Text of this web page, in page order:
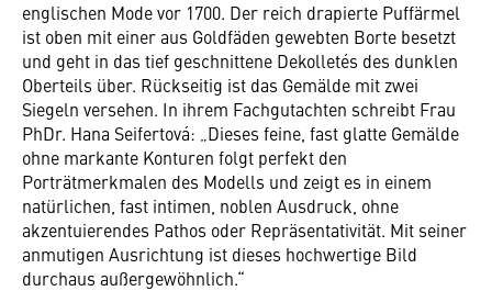
englischen Mode vor 1700. Der reich drapierte Puffärmel
ist oben mit einer aus Goldfäden gewebten Borte besetzt
und geht in das tief geschnittene Dekolletés des dunklen
Oberteils über. Rückseitig ist das Gemälde mit zwei
Siegeln versehen. In ihrem Fachgutachten schreibt Frau
PhDr. Hana Seifertová: „Dieses feine, fast glatte Gemälde
ohne markante Konturen folgt perfekt den
Porträtmerkmalen des Modells und zeigt es in einem
natürlichen, fast intimen, noblen Ausdruck, ohne
akzentuierendes Pathos oder Repräsentativität. Mit seiner
anmutigen Ausrichtung ist dieses hochwertige Bild
durchaus außergewöhnlich.“